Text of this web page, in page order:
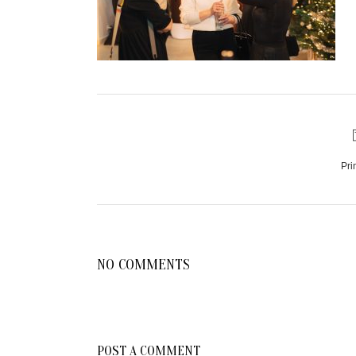
NO COMMENTS
POST A COMMENT